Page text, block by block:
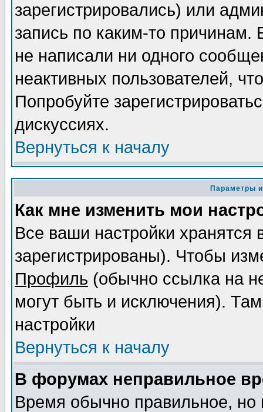
зарегистрировались) или
запись по каким-то
не написали ни одного
неактивных пользователей,
Попробуйте
дискуссиях.
Вернуться к началу
Параметры
Как мне изменить мои
Все ваши настройки
зарегистрированы). Чтобы
Профиль (обычно ссылка на
могут быть и исключения).
настройки
Вернуться к началу
В форумах неправильное
Время обычно правильное,